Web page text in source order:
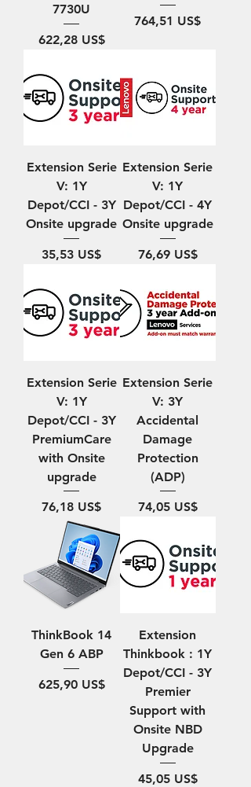
7730U
Precio
622,28 US$
Precio
764,51 US$
Extension Serie
V: 1Y
Depot/CCI - 3Y
Onsite upgrade
Precio
35,53 US$
Extension Serie
V: 1Y
Depot/CCI - 4Y
Onsite upgrade
Precio
76,69 US$
Extension Serie
V: 1Y
Depot/CCI - 3Y
PremiumCare
with Onsite
upgrade
Precio
76,18 US$
Extension Serie
V: 3Y
Accidental
Damage
Protection
(ADP)
Precio
74,05 US$
ThinkBook 14
Gen 6 ABP
Precio
625,90 US$
Extension
Thinkbook : 1Y
Depot/CCI - 3Y
Premier
Support with
Onsite NBD
Upgrade
Precio
45,05 US$